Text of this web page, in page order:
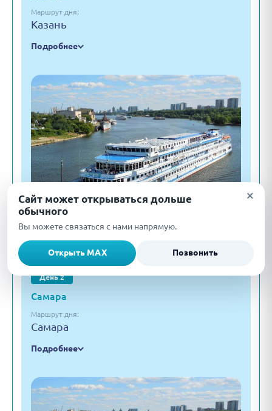
Маршрут дня:
Казань
Подробнее
День 2
Самара
Маршрут дня:
Самара
Подробнее
×
Сайт может открываться дольше
обычного
Вы можете связаться с нами напрямую.
Открыть MAX Позвонить